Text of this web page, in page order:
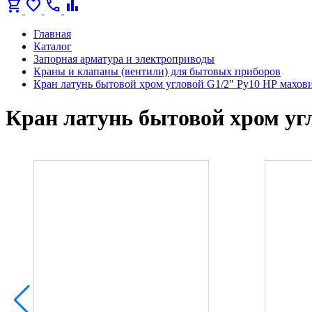
shopping_cart favorite call bar_chart
Главная
Каталог
Запорная арматура и электроприводы
Краны и клапаны (вентили) для бытовых приборов
Кран латунь бытовой хром угловой G1/2" Ру10 НР
Кран латунь бытовой хром